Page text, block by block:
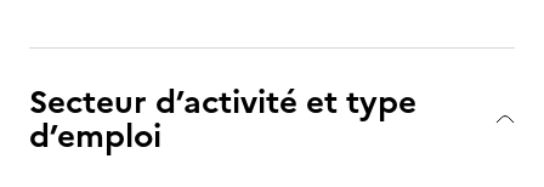
Secteur d’activité et type
d’emploi